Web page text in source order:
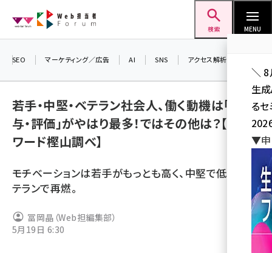
ン
検索 MENU
seo (3541)
youtube (2449)
セミナー (2318)
SEO マーケティング／広告 AI SNS アクセス解析／データ分析
若手・中堅・ベテラン社会人、働く動機は「給
与・評価」がやはり最多！ではその他は？【オン
ワード樫山調べ】
モチベーションは若手がもっとも高く、中堅で低下、ベ
テランで再燃。
冨岡晶（Web担編集部）
5月19日 6:30
＼ 8
生
る
▼申